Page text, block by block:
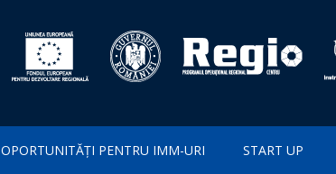
OPORTUNITĂȚI PENTRU IMM-URI START UP